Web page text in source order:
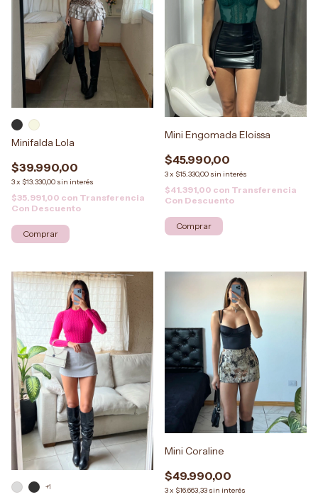
Minifalda Lola
$39.990,00
3x $13.330,00 sin interés
$35.991,00 con Transferencia
Con Descuento
Comprar
Mini Engomada Eloissa
$45.990,00
3x $15.330,00 sin interés
$41.391,00 con Transferencia
Con Descuento
Comprar
+1
Mini Coraline
$49.990,00
3x $16.663,33 sin interés